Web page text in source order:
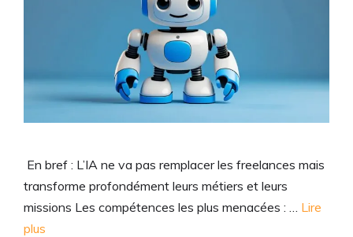
En bref : L’IA ne va pas remplacer les freelances mais
transforme profondément leurs métiers et leurs
missions Les compétences les plus menacées : … Lire
plus